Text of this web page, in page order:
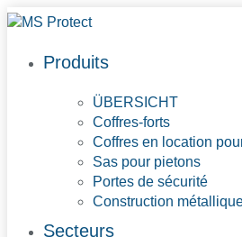
Produits
ÜBERSICHT
Coffres-forts
Coffres en location
Sas pour pietons
Portes de sécurité
Construction
Secteurs